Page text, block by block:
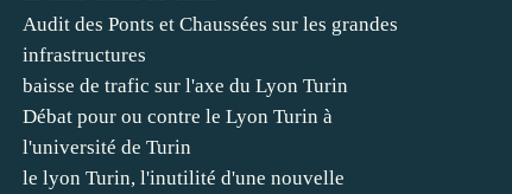
Audit des Ponts et Chaussées sur les grandes
infrastructures
baisse de trafic sur l'axe du Lyon Turin
Débat pour ou contre le Lyon Turin à
l'université de Turin
le lyon Turin, l'inutilité d'une nouvelle